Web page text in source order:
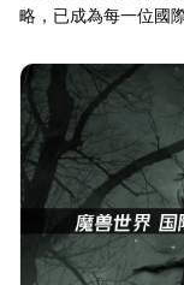
略，已成為每一位國